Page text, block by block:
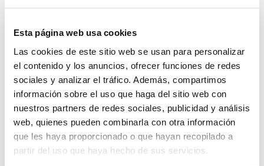
Esta página web usa cookies
Las cookies de este sitio web se usan para personalizar
el contenido y los anuncios, ofrecer funciones de redes
sociales y analizar el tráfico. Además, compartimos
información sobre el uso que haga del sitio web con
nuestros partners de redes sociales, publicidad y análisis
web, quienes pueden combinarla con otra información
que les haya proporcionado o que hayan recopilado a
partir del uso que haya hecho de sus servicios.
Ideal para una cena de picoteo. Se trata de una sabrosa
crema para «dipear», que tiene un toque muy especial…